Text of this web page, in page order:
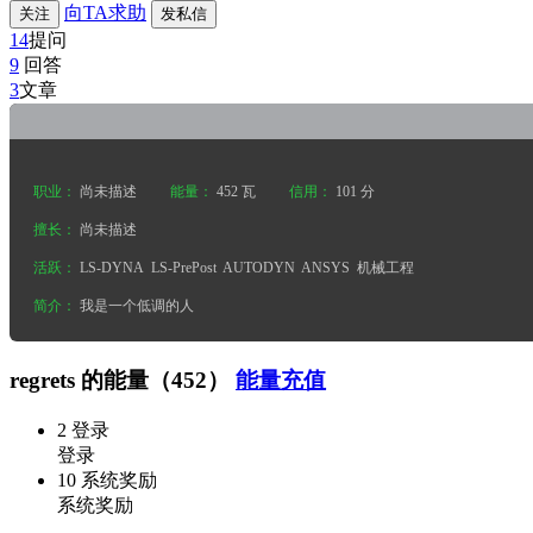
关注 向TA求助 发私信
14提问
9 回答
3文章
职业： 尚未描述 能量： 452 瓦 信用： 101 分
擅长： 尚未描述
活跃： LS-DYNA LS-PrePost AUTODYN ANSYS 机械工程
简介： 我是一个低调的人
regrets 的能量（452） 能量充值
2 登录
登录
10 系统奖励
系统奖励